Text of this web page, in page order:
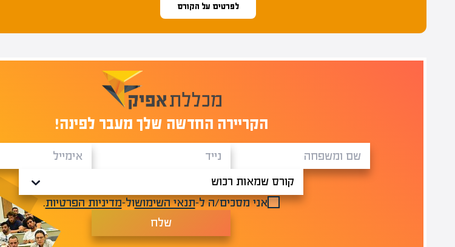
לפרטים על הקורס
הקריירה החדשה שלך מעבר לפינה!
אני מסכים/ה ל-תנאי השימושול-מדיניות הפרטיות.
שלח